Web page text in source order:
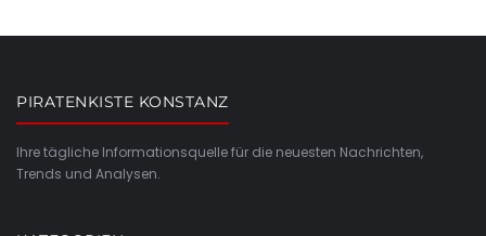
PIRATENKISTE KONSTANZ
Ihre tägliche Informationsquelle für die neuesten Nachrichten,
Trends und Analysen.